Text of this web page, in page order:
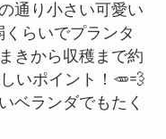
通り小さい可愛い
らいでプランタ
きから収穫まで約
いポイント！🥕💨
ベランダでもたく